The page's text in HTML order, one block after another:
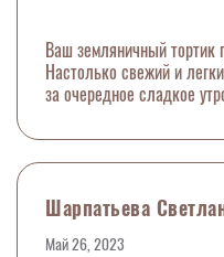
Ваш земляничный тортик
Настолько свежий и
за очередное сладкое
Шарпатьева
Май 26, 2023